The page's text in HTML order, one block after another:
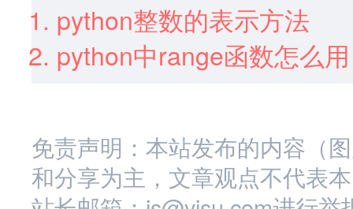
python整数的表示方法
python中range函数怎么用
免责声明：本站发布的内容（
和分享为主，文章观点不代表